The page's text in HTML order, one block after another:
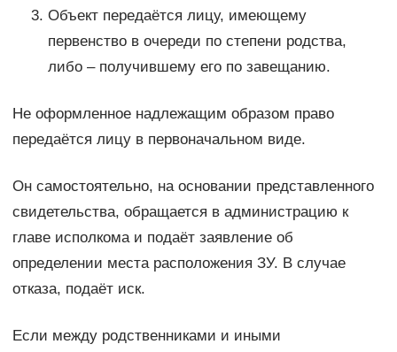
Объект передаётся лицу, имеющему
первенство в очереди по степени родства,
либо – получившему его по завещанию.
Не оформленное надлежащим образом право
передаётся лицу в первоначальном виде.
Он самостоятельно, на основании представленного
свидетельства, обращается в администрацию к
главе исполкома и подаёт заявление об
определении места расположения ЗУ. В случае
отказа, подаёт иск.
Если между родственниками и иными